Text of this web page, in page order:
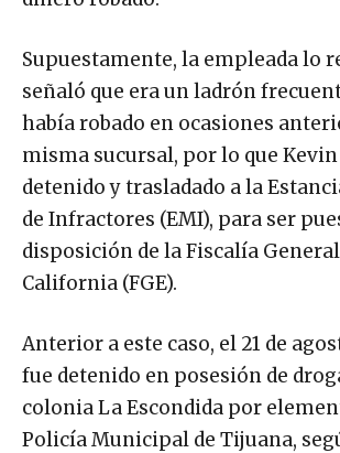
Supuestamente, la empleada lo
señaló que era un ladrón
había robado en ocasiones
misma sucursal, por lo que Kevin
detenido y trasladado a la
de Infractores (EMI), para ser
disposición de la Fiscalía
California (FGE).
Anterior a este caso, el 21 de
fue detenido en posesión de
colonia La Escondida por
Policía Municipal de Tijuana,